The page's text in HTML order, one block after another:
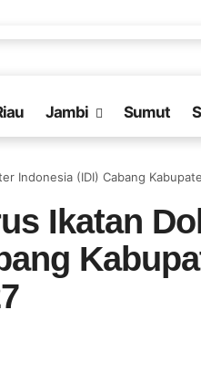
Jambi Sumut
Indonesia (IDI) Cabang
Ikatan